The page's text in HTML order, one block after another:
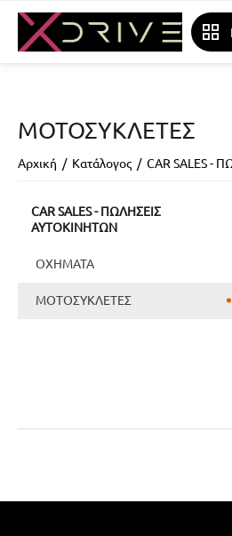
ΜΟΤΟΣΥΚΛΕΤΕΣ
Αρχική / Κατάλογος / CAR SALES -
CAR SALES - ΠΩΛΗΣΕΙΣ
ΑΥΤΟΚΙΝΗΤΩΝ
ΟΧΗΜΑΤΑ
ΜΟΤΟΣΥΚΛΕΤΕΣ